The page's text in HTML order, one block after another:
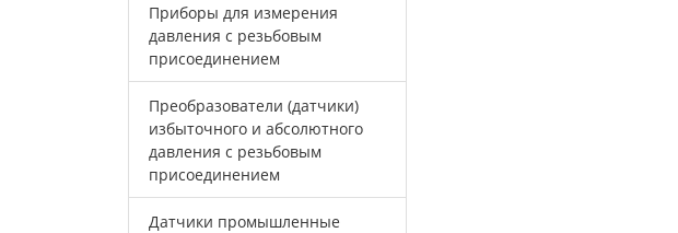
Приборы для измерения
давления с резьбовым
присоединением
Преобразователи (датчики)
избыточного и абсолютного
давления с резьбовым
присоединением
Датчики промышленные